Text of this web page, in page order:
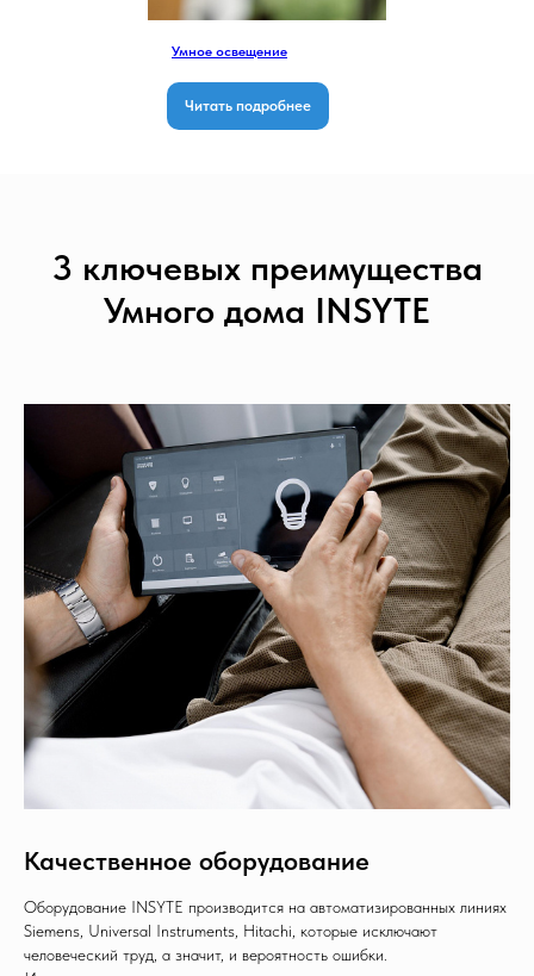
Умное освещение
Читать подробнее
3 ключевых преимущества
Умного дома INSYTE
Качественное оборудование
Оборудование INSYTE производится на автоматизированных линиях
Siemens, Universal Instruments, Hitachi, которые исключают
человеческий труд, а значит, и вероятность ошибки.